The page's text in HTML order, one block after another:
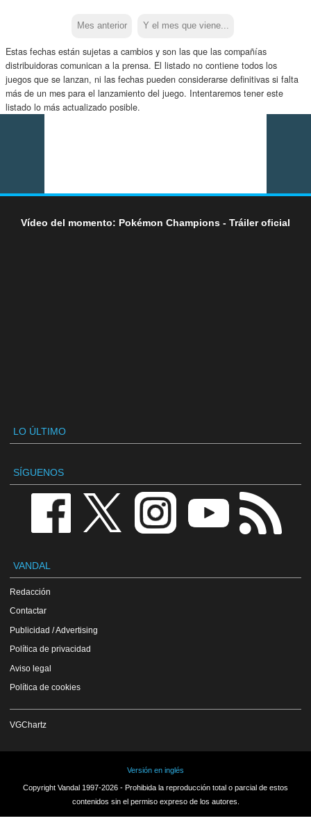
Mes anterior Y el mes que viene...
Estas fechas están sujetas a cambios y son las que las compañías
distribuidoras comunican a la prensa. El listado no contiene todos los
juegos que se lanzan, ni las fechas pueden considerarse definitivas si falta
más de un mes para el lanzamiento del juego. Intentaremos tener este
listado lo más actualizado posible.
Vídeo del momento: Pokémon Champions - Tráiler oficial
LO ÚLTIMO
SÍGUENOS
VANDAL
Redacción
Contactar
Publicidad / Advertising
Política de privacidad
Aviso legal
Política de cookies
VGChartz
Versión en inglés
Copyright Vandal 1997-2026 - Prohibida la reproducción total o parcial de estos
contenidos sin el permiso expreso de los autores.